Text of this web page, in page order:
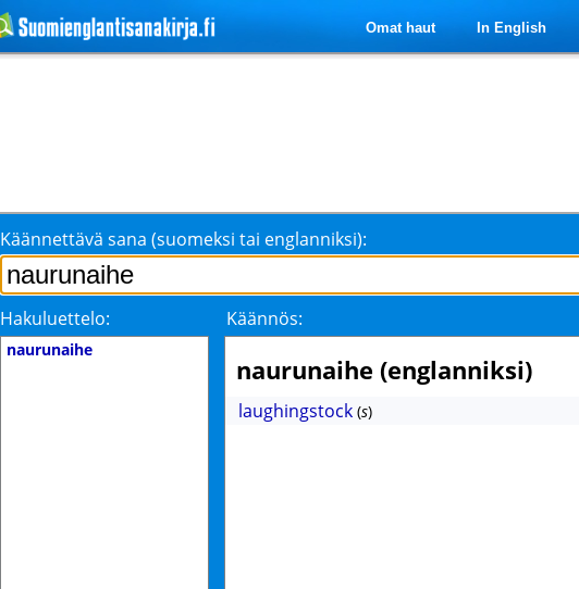
Omat haut In English
Käännettävä sana (suomeksi tai englanniksi):
Hakuluettelo: Käännös:
naurunaihe
naurunaihe (englanniksi)
laughingstock (s)